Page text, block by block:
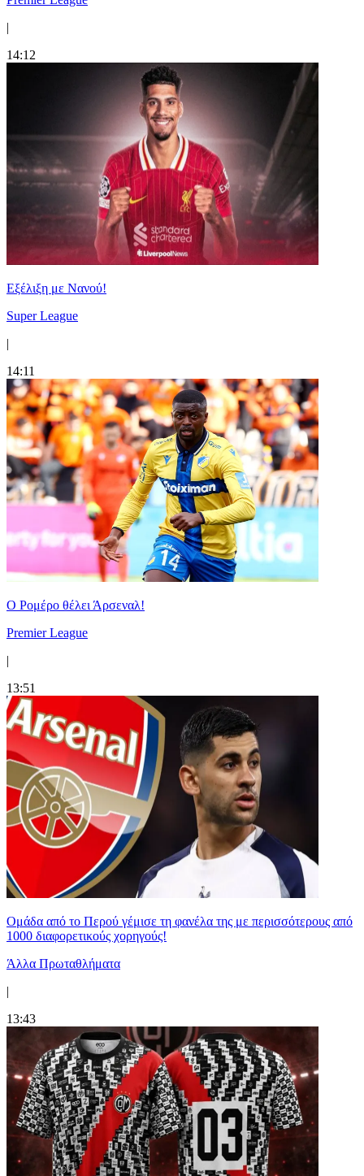
|
14:12
Εξέλιξη με Νανού!
Super League
|
14:11
Ο Ρομέρο θέλει Άρσεναλ!
Premier League
|
13:51
Ομάδα από το Περού γέμισε τη φανέλα της με περισσότερους από
1000 διαφορετικούς χορηγούς!
Άλλα Πρωταθλήματα
|
13:43